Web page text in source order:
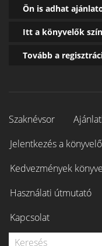
Ön is adhat
Itt a könyvelők
Tovább a
Szaknévsor
Jelentkezés a
Kedvezmények
Használati útmutató
Kapcsolat